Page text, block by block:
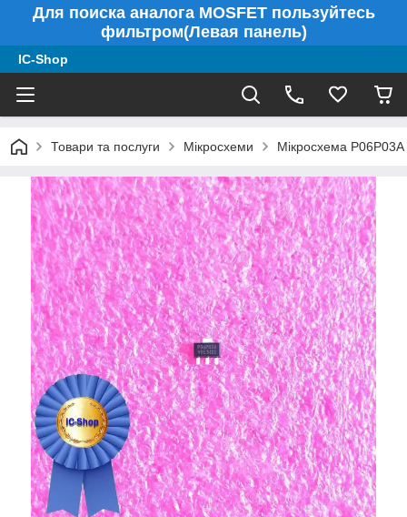
Для поиска аналога MOSFET пользуйтесь
фильтром(Левая панель)
IC-Shop
Товари та послуги Мікросхеми Мікросхема